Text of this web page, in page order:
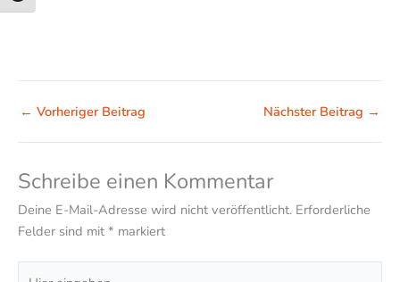
← Vorheriger Beitrag Nächster Beitrag →
Schreibe einen Kommentar
Deine E-Mail-Adresse wird nicht veröffentlicht. Erforderliche
Felder sind mit * markiert